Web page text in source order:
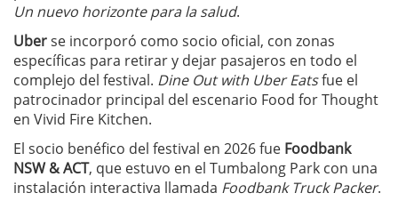
Un nuevo horizonte para la salud.
Uberse incorporó como socio oficial, con zonas
específicas para retirar y dejar pasajeros en todo el
complejo del festival. Dine Out with Uber Eatsfue el
patrocinador principal del escenario Food for Thought
en Vivid Fire Kitchen.
El socio benéfico del festival en 2026 fue Foodbank
NSW & ACT, que estuvo en el Tumbalong Park con una
instalación interactiva llamada Foodbank Truck Packer.